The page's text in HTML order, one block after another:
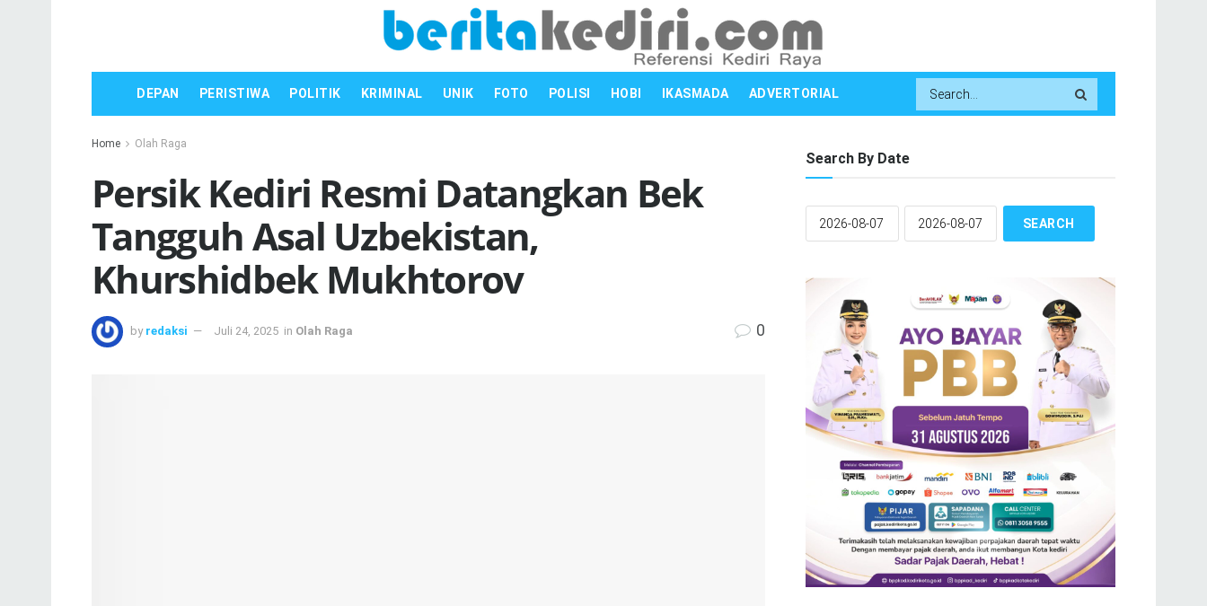
DEPAN PERISTIWA POLITIK KRIMINAL UNIK FOTO POLISI HOBI IKASMADA ADVERTORIAL
Home Olah Raga
Persik Kediri Resmi Datangkan Bek
Tangguh Asal Uzbekistan,
Khurshidbek Mukhtorov
by redaksi Juli 24, 2025 in Olah Raga 0
Search By Date